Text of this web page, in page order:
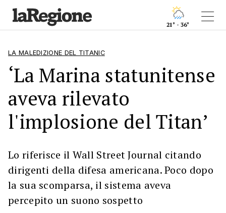
21° - 36°
LA MALEDIZIONE DEL TITANIC
‘La Marina statunitense
aveva rilevato
l'implosione del Titan’
Lo riferisce il Wall Street Journal citando
dirigenti della difesa americana. Poco dopo
la sua scomparsa, il sistema aveva
percepito un suono sospetto